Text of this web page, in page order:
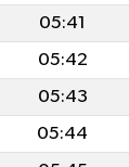
05:41
05:42
05:43
05:44